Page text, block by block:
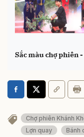
Sắc màu chợ phiên
Chợ phiên Khánh
Lợn quay
Bánh